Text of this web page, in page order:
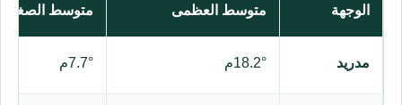
الوجهة متوسط العظمى متوسط
مدريد 18.2°م 7.7°م